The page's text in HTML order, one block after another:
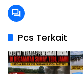
Pos Terkait